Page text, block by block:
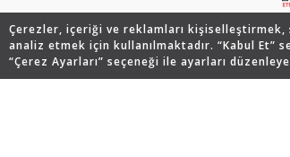
Çerezler, içeriği ve reklamları
analiz etmek için kullanılmaktadır. “Kabul
“Çerez Ayarları” seçeneği ile ayarları